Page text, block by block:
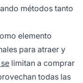
métodos tanto
elemento
para atraer y
limitan a comprar
todas las